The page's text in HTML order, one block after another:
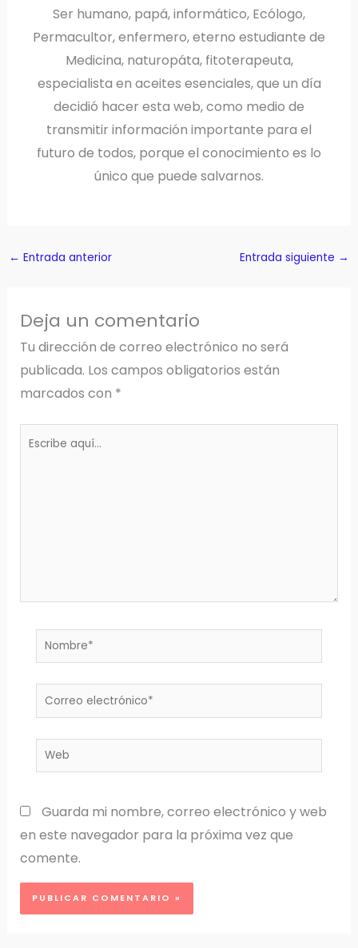
Ser humano, papá, informático, Ecólogo,
Permacultor, enfermero, eterno estudiante de
Medicina, naturopáta, fitoterapeuta,
especialista en aceites esenciales, que un día
decidió hacer esta web, como medio de
transmitir información importante para el
futuro de todos, porque el conocimiento es lo
único que puede salvarnos.
← Entrada anterior Entrada siguiente →
Deja un comentario
Tu dirección de correo electrónico no será
publicada. Los campos obligatorios están
marcados con *
Escribe
Nombre*
Correo
electrónico*
Web
Guarda mi nombre, correo electrónico y web
en este navegador para la próxima vez que
comente.